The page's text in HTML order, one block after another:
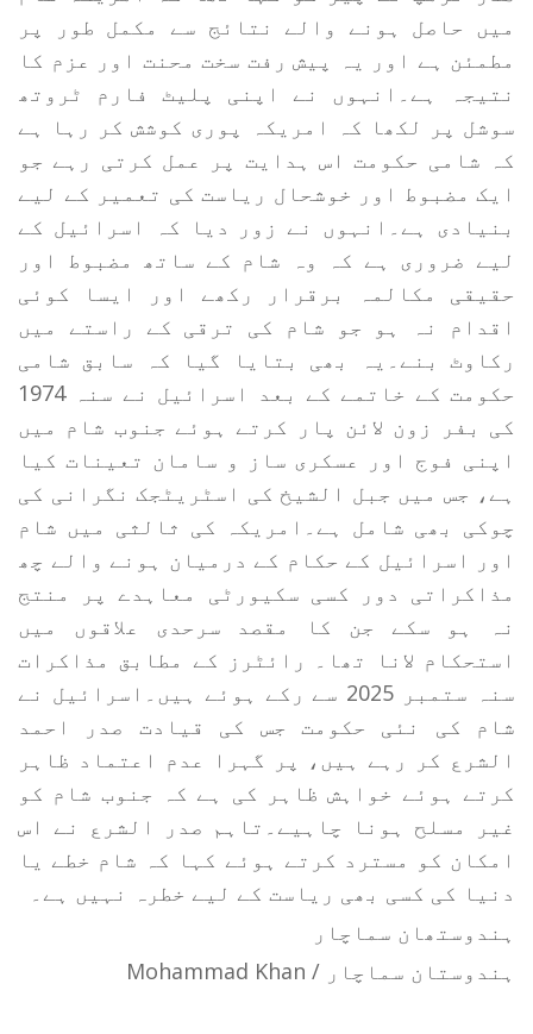
میں حاصل ہونے والے نتائج سے مکمل طور پر
مطمئن ہے اور یہ پیش رفت سخت محنت اور عزم کا
نتیجہ ہے۔انہوں نے اپنی پلیٹ فارم ٹروتھ
سوشل پر لکھا کہ امریکہ پوری کوشش کر رہا ہے
کہ شامی حکومت اس ہدایت پر عمل کرتی رہے جو
ایک مضبوط اور خوشحال ریاست کی تعمیر کے لیے
بنیادی ہے۔انہوں نے زور دیا کہ اسرائیل کے
لیے ضروری ہے کہ وہ شام کے ساتھ مضبوط اور
حقیقی مکالمہ برقرار رکھے اور ایسا کوئی
اقدام نہ ہو جو شام کی ترقی کے راستے میں
رکاوٹ بنے۔یہ بھی بتایا گیا کہ سابق شامی
حکومت کے خاتمے کے بعد اسرائیل نے سنہ 1974
کی بفر زون لائن پار کرتے ہوئے جنوب شام میں
اپنی فوج اور عسکری ساز و سامان تعینات کیا
ہے، جس میں جبل الشیخ کی اسٹریٹجک نگرانی کی
چوکی بھی شامل ہے۔امریکہ کی ثالثی میں شام
اور اسرائیل کے حکام کے درمیان ہونے والے چھ
مذاکراتی دور کسی سکیورٹی معاہدے پر منتج
نہ ہو سکے جن کا مقصد سرحدی علاقوں میں
استحکام لانا تھا۔ رائٹرز کے مطابق مذاکرات
سنہ ستمبر 2025 سے رکے ہوئے ہیں۔اسرائیل نے
شام کی نئی حکومت جس کی قیادت صدر احمد
الشرع کر رہے ہیں، پر گہرا عدم اعتماد ظاہر
کرتے ہوئے خواہش ظاہر کی ہے کہ جنوب شام کو
غیر مسلح ہونا چاہیے۔تاہم صدر الشرع نے اس
امکان کو مسترد کرتے ہوئے کہا کہ شام خطے یا
دنیا کی کسی بھی ریاست کے لیے خطرہ نہیں ہے۔
ہندوستھان سماچار
ہندوستان سماچار / Mohammad Khan